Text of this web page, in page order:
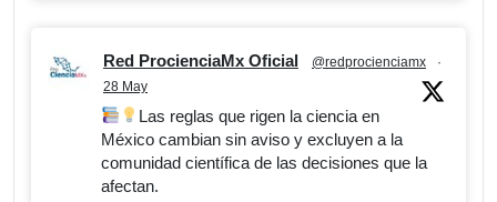
Red ProcienciaMx Oficial @redprocienciamx
·
28 May
Las reglas que rigen la ciencia en
México cambian sin aviso y excluyen a la
comunidad científica de las decisiones que la
afectan.